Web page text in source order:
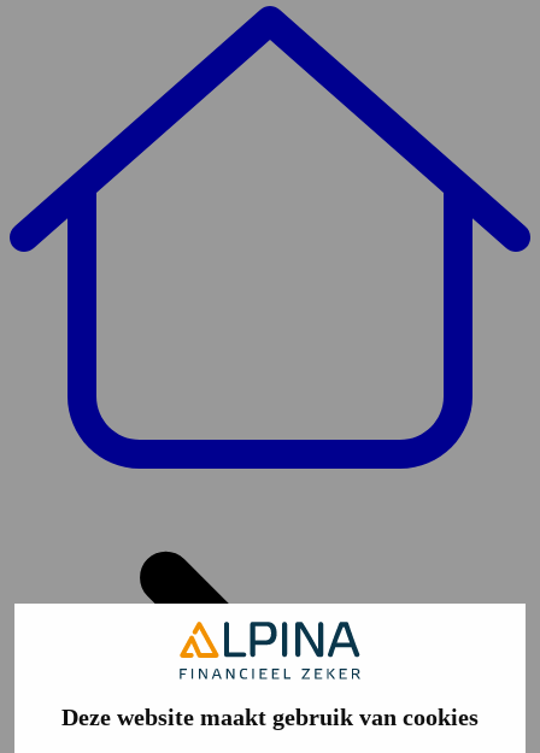
Deze website maakt gebruik van cookies